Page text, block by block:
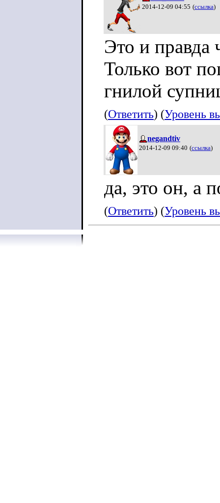
2014-12-09 04:55 (ссылка)
Это и правда
Только вот
гнилой
(Ответить) (Уровень
negandtiv
2014-12-09 09:40 (ссылка)
да, это он, а
(Ответить) (Уровень